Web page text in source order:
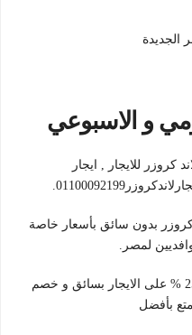
الجديدة
و الاسبوعي
كروزر للايجار , ايجار
كروزر بدون سائق بأسعار خاصة
لمصر.
اجر الان السيارة لاند كروزر بخصم 25 % على الايجار بسائق و خصم